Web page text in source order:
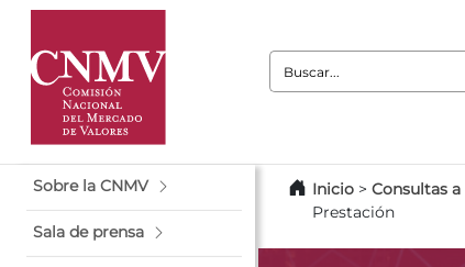
Buscar:
Sobre la CNMV
Sala de prensa
Inicio > Consultas
Prestación